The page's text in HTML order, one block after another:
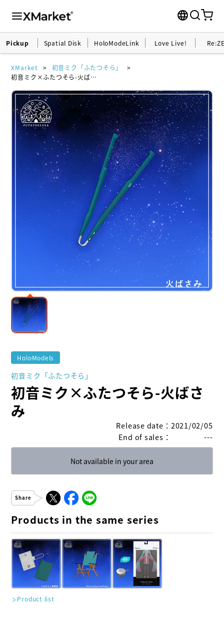
Pickup Spatial Disk HoloModeLink Love Live!
XMarket
初音ミク「ふたつそら」
初音ミク×ふたつそら-火ばさみ
HoloModels
初音ミク「ふたつそら」
初音ミク×ふたつそら-火ばさ
み
Release date ： 2021/02/05
End of sales ： ---
Not available in your area
Share
Products in the same series
Product list